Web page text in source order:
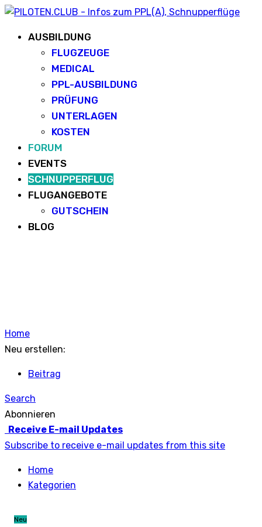
AUSBILDUNG
FLUGZEUGE
MEDICAL
PPL-AUSBILDUNG
PRÜFUNG
UNTERLAGEN
KOSTEN
FORUM
EVENTS
SCHNUPPERFLUG
FLUGANGEBOTE
GUTSCHEIN
BLOG
Home
Neu erstellen:
Beitrag
Search
Abonnieren
Receive E-mail Updates
Subscribe to receive e-mail updates from this site
Home
Kategorien
Neu